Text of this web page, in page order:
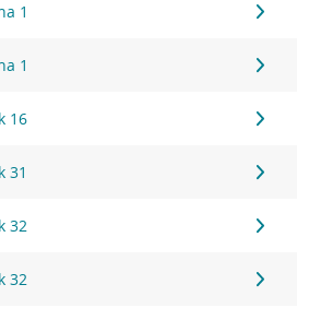
1
1
16
31
32
32